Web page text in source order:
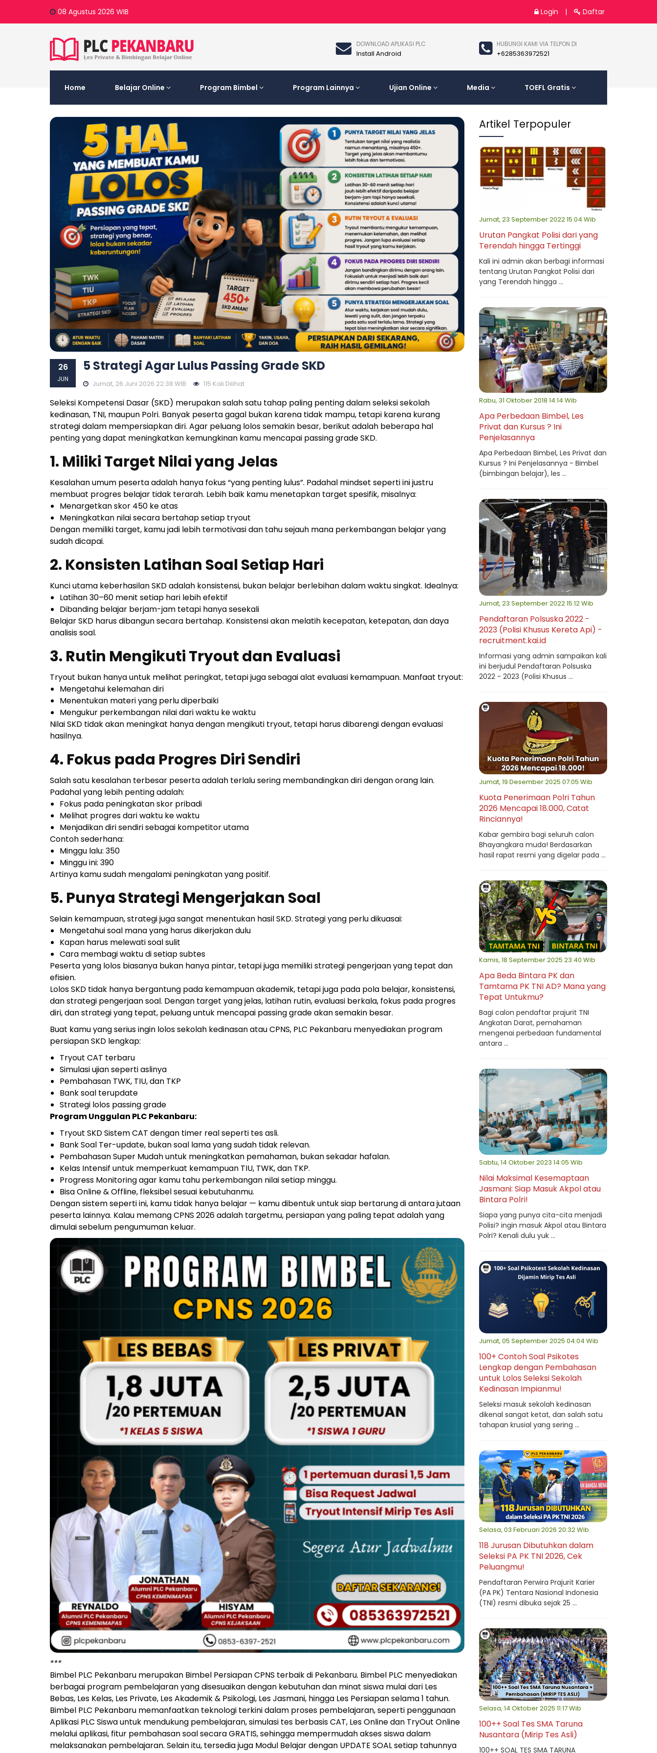
08 Agustus 2026 WIB Login | Daftar
HUBUNGI KAMI VIA TELPON DI
+6285363972521
DOWNLOAD APLIKASI PLC
Install Android
Home Belajar Online Program Bimbel Program Lainnya Ujian Online Media TOEFL Gratis
26
JUN
5 Strategi Agar Lulus Passing Grade SKD
Jumat, 26 Juni 2026 22:38 WIB 115 Kali Dilihat
Seleksi Kompetensi Dasar (SKD) merupakan salah satu tahap paling penting dalam seleksi sekolah
kedinasan, TNI, maupun Polri. Banyak peserta gagal bukan karena tidak mampu, tetapi karena kurang
strategi dalam mempersiapkan diri. Agar peluang lolos semakin besar, berikut adalah beberapa hal
penting yang dapat meningkatkan kemungkinan kamu mencapai passing grade SKD.
1. Miliki Target Nilai yang Jelas
Kesalahan umum peserta adalah hanya fokus “yang penting lulus”. Padahal mindset seperti ini justru
membuat progres belajar tidak terarah. Lebih baik kamu menetapkan target spesifik, misalnya:
Menargetkan skor 450 ke atas
Meningkatkan nilai secara bertahap setiap tryout
Dengan memiliki target, kamu jadi lebih termotivasi dan tahu sejauh mana perkembangan belajar yang
sudah dicapai.
2. Konsisten Latihan Soal Setiap Hari
Kunci utama keberhasilan SKD adalah konsistensi, bukan belajar berlebihan dalam waktu singkat. Idealnya:
Latihan 30–60 menit setiap hari lebih efektif
Dibanding belajar berjam-jam tetapi hanya sesekali
Belajar SKD harus dibangun secara bertahap. Konsistensi akan melatih kecepatan, ketepatan, dan daya
analisis soal.
3. Rutin Mengikuti Tryout dan Evaluasi
Tryout bukan hanya untuk melihat peringkat, tetapi juga sebagai alat evaluasi kemampuan. Manfaat tryout:
Mengetahui kelemahan diri
Menentukan materi yang perlu diperbaiki
Mengukur perkembangan nilai dari waktu ke waktu
Nilai SKD tidak akan meningkat hanya dengan mengikuti tryout, tetapi harus dibarengi dengan evaluasi
hasilnya.
4. Fokus pada Progres Diri Sendiri
Salah satu kesalahan terbesar peserta adalah terlalu sering membandingkan diri dengan orang lain.
Padahal yang lebih penting adalah:
Fokus pada peningkatan skor pribadi
Melihat progres dari waktu ke waktu
Menjadikan diri sendiri sebagai kompetitor utama
Contoh sederhana:
Minggu lalu: 350
Minggu ini: 390
Artinya kamu sudah mengalami peningkatan yang positif.
5. Punya Strategi Mengerjakan Soal
Selain kemampuan, strategi juga sangat menentukan hasil SKD. Strategi yang perlu dikuasai:
Mengetahui soal mana yang harus dikerjakan dulu
Kapan harus melewati soal sulit
Cara membagi waktu di setiap subtes
Peserta yang lolos biasanya bukan hanya pintar, tetapi juga memiliki strategi pengerjaan yang tepat dan
efisien.
Lolos SKD tidak hanya bergantung pada kemampuan akademik, tetapi juga pada pola belajar, konsistensi,
dan strategi pengerjaan soal. Dengan target yang jelas, latihan rutin, evaluasi berkala, fokus pada progres
diri, dan strategi yang tepat, peluang untuk mencapai passing grade akan semakin besar.
Buat kamu yang serius ingin lolos sekolah kedinasan atau CPNS, PLC Pekanbaru menyediakan program
persiapan SKD lengkap:
Tryout CAT terbaru
Simulasi ujian seperti aslinya
Pembahasan TWK, TIU, dan TKP
Bank soal terupdate
Strategi lolos passing grade
Program Unggulan PLC Pekanbaru:
Tryout SKD Sistem CAT dengan timer real seperti tes asli.
Bank Soal Ter-update, bukan soal lama yang sudah tidak relevan.
Pembahasan Super Mudah untuk meningkatkan pemahaman, bukan sekadar hafalan.
Kelas Intensif untuk memperkuat kemampuan TIU, TWK, dan TKP.
Progress Monitoring agar kamu tahu perkembangan nilai setiap minggu.
Bisa Online & Offline, fleksibel sesuai kebutuhanmu.
Dengan sistem seperti ini, kamu tidak hanya belajar — kamu dibentuk untuk siap bertarung di antara jutaan
peserta lainnya. Kalau memang CPNS 2026 adalah targetmu, persiapan yang paling tepat adalah yang
dimulai sebelum pengumuman keluar.
***
Bimbel PLC Pekanbaru merupakan Bimbel Persiapan CPNS terbaik di Pekanbaru. Bimbel PLC menyediakan
berbagai program pembelajaran yang disesuaikan dengan kebutuhan dan minat siswa mulai dari Les
Bebas, Les Kelas, Les Private, Les Akademik & Psikologi, Les Jasmani, hingga Les Persiapan selama 1 tahun.
Bimbel PLC Pekanbaru memanfaatkan teknologi terkini dalam proses pembelajaran, seperti penggunaan
Aplikasi PLC Siswa untuk mendukung pembelajaran, simulasi tes berbasis CAT, Les Online dan TryOut Online
melalui aplikasi, fitur pembahasan soal secara GRATIS, sehingga mempermudah akses siswa dalam
melaksanakan pembelajaran. Selain itu, tersedia juga Modul Belajar dengan UPDATE SOAL setiap tahunnya
Artikel Terpopuler
Jumat, 23 September 2022 15:04 Wib
Urutan Pangkat Polisi dari yang
Terendah hingga Tertinggi
Kali ini admin akan berbagi informasi
tentang Urutan Pangkat Polisi dari
yang Terendah hingga ...
Rabu, 31 Oktober 2018 14:14 Wib
Apa Perbedaan Bimbel, Les
Privat dan Kursus ? Ini
Penjelasannya
Apa Perbedaan Bimbel, Les Privat dan
Kursus ? Ini Penjelasannya - Bimbel
(bimbingan belajar), les ...
Jumat, 23 September 2022 15:12 Wib
Pendaftaran Polsuska 2022 -
2023 (Polisi Khusus Kereta Api) -
recruitment.kai.id
Informasi yang admin sampaikan kali
ini berjudul Pendaftaran Polsuska
2022 - 2023 (Polisi Khusus ...
Jumat, 19 Desember 2025 07:05 Wib
Kuota Penerimaan Polri Tahun
2026 Mencapai 18.000, Catat
Rinciannya!
Kabar gembira bagi seluruh calon
Bhayangkara muda! Berdasarkan
hasil rapat resmi yang digelar pada ...
Kamis, 18 September 2025 23:40 Wib
Apa Beda Bintara PK dan
Tamtama PK TNI AD? Mana yang
Tepat Untukmu?
Bagi calon pendaftar prajurit TNI
Angkatan Darat, pemahaman
mengenai perbedaan fundamental
antara ...
Sabtu, 14 Oktober 2023 14:05 Wib
Nilai Maksimal Kesemaptaan
Jasmani: Siap Masuk Akpol atau
Bintara Polri!
Siapa yang punya cita-cita menjadi
Polisi? ingin masuk Akpol atau Bintara
Polri? Kenali dulu yuk ...
Jumat, 05 September 2025 04:04 Wib
100+ Contoh Soal Psikotes
Lengkap dengan Pembahasan
untuk Lolos Seleksi Sekolah
Kedinasan Impianmu!
Seleksi masuk sekolah kedinasan
dikenal sangat ketat, dan salah satu
tahapan krusial yang sering ...
Selasa, 03 Februari 2026 20:32 Wib
118 Jurusan Dibutuhkan dalam
Seleksi PA PK TNI 2026, Cek
Peluangmu!
Pendaftaran Perwira Prajurit Karier
(PA PK) Tentara Nasional Indonesia
(TNI) resmi dibuka sejak 25 ...
Selasa, 14 Oktober 2025 11:17 Wib
100++ Soal Tes SMA Taruna
Nusantara (Mirip Tes Asli)
100++ SOAL TES SMA TARUNA